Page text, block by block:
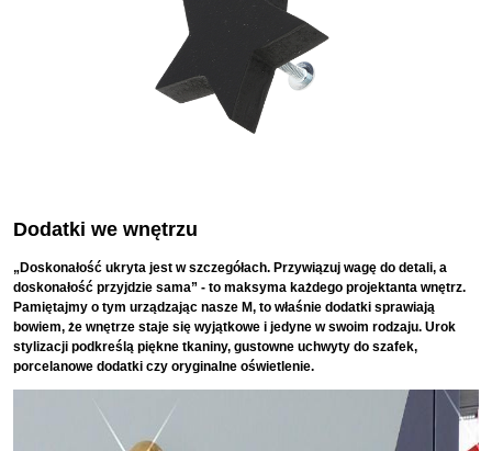
Dodatki we wnętrzu
„Doskonałość ukryta jest w szczegółach. Przywiązuj wagę do detali, a
doskonałość przyjdzie sama” - to maksyma każdego projektanta wnętrz.
Pamiętajmy o tym urządzając nasze M, to właśnie dodatki sprawiają
bowiem, że wnętrze staje się wyjątkowe i jedyne w swoim rodzaju. Urok
stylizacji podkreślą piękne tkaniny, gustowne uchwyty do szafek,
porcelanowe dodatki czy oryginalne oświetlenie.